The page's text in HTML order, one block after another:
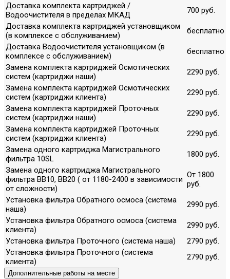
Доставка комплекта картриджей /
Водоочистителя в пределах МКАД
700 руб.
Доставка комплекта картриджей установщиком
(в комплексе с обслуживанием)
бесплатно
Доставка Водоочистителя установщиком (в
комплексе с обслуживанием)
бесплатно
Замена комплекта картриджей Осмотических
систем (картриджи наши)
2290 руб.
Замена комплекта картриджей Осмотических
систем (картриджи клиента)
2290 руб.
Замена комплекта картриджей Проточных
систем (картриджи наши)
2290 руб.
Замена комплекта картриджей Проточных
систем (картриджи клиента)
2290 руб.
Замена одного картриджа Магистрального
фильтра 10SL
1800 руб.
Замена одного картриджа Магистрального
фильтра ВВ10, ВВ20 ( от 1180-2400 в зависимости
от сложности)
От 1800
руб.
Установка фильтра Обратного осмоса (система
наша)
2990 руб.
Установка фильтра Обратного осмоса (система
клиента)
2990 руб.
Установка фильтра Проточного (система наша)
2790 руб.
Установка фильтра Проточного (система
клиента)
2790 руб.
Дополнительные работы на месте